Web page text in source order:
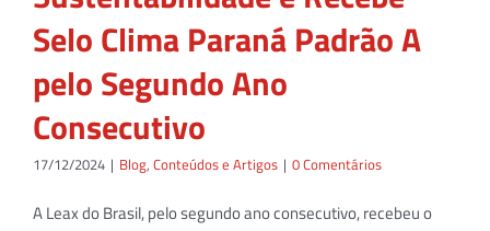
Selo Clima Paraná Padrão A
pelo Segundo Ano
Consecutivo
17/12/2024 | Blog, Conteúdos e Artigos | 0 Comentários
A Leax do Brasil, pelo segundo ano consecutivo, recebeu o